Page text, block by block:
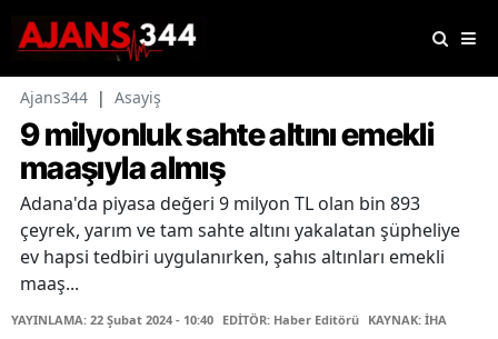
Ajans344 | Asayiş
9 milyonluk sahte altını emekli
maaşıyla almış
Adana'da piyasa değeri 9 milyon TL olan bin 893
çeyrek, yarım ve tam sahte altını yakalatan şüpheliye
ev hapsi tedbiri uygulanırken, şahıs altınları emekli
maaş...
YAYINLAMA: 22 Şubat 2024 - 10:40 EDİTÖR: Haber Editörü KAYNAK: İHA